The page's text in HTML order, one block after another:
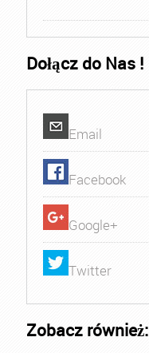
Dołącz do Nas !
Email
Facebook
Google+
Twitter
Zobacz również: